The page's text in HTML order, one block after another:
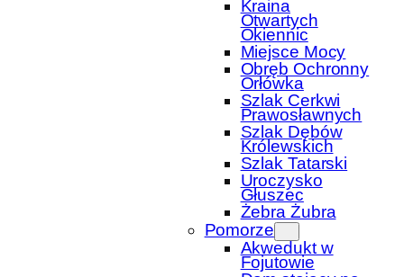
Kraina
Otwartych
Okiennic
Miejsce Mocy
Obręb Ochronny
Orłówka
Szlak Cerkwi
Prawosławnych
Szlak Dębów
Królewskich
Szlak Tatarski
Uroczysko
Głuszec
Żebra Żubra
Pomorze
Akwedukt w
Fojutowie